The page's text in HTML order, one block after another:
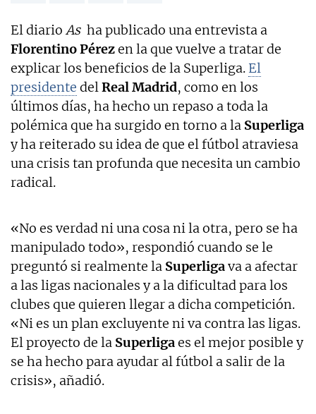
El diario As ha publicado una entrevista a
Florentino Pérezen la que vuelve a tratar de
explicar los beneficios de la Superliga. El
presidente delReal Madrid, como en los
últimos días, ha hecho un repaso a toda la
polémica que ha surgido en torno a la Superliga
y ha reiterado su idea de que el fútbol atraviesa
una crisis tan profunda que necesita un cambio
radical.
«No es verdad ni una cosa ni la otra, pero se ha
manipulado todo», respondió cuando se le
preguntó si realmente la Superligava a afectar
a las ligas nacionales y a la dificultad para los
clubes que quieren llegar a dicha competición.
«Ni es un plan excluyente ni va contra las ligas.
El proyecto de la Superligaes el mejor posible y
se ha hecho para ayudar al fútbol a salir de la
crisis», añadió.